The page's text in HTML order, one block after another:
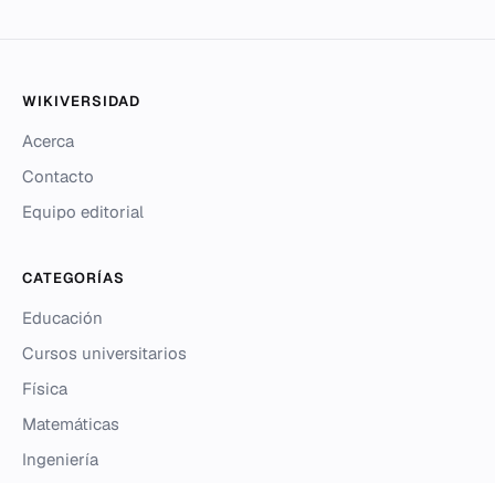
WIKIVERSIDAD
Acerca
Contacto
Equipo editorial
CATEGORÍAS
Educación
Cursos universitarios
Física
Matemáticas
Ingeniería